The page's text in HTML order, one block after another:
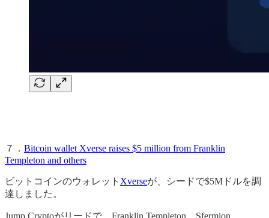
７． Bitcoin wallet Xverse raises $5 million from Franklin
Templeton and others
ビットコインのウォレット Xverseが、シードで$5Mドルを調
達しました。